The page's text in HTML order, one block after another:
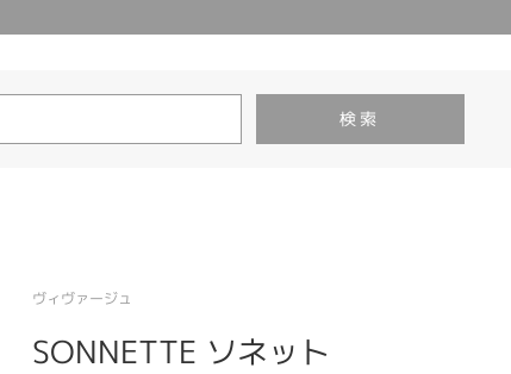
ヴィヴァージュ
SONNETTE ソネット